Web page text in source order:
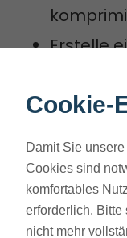
Erstelle
Stelle
Cookie-
Damit Sie
Cookies sind
komfortables
erforderlich. Bitte
nicht mehr